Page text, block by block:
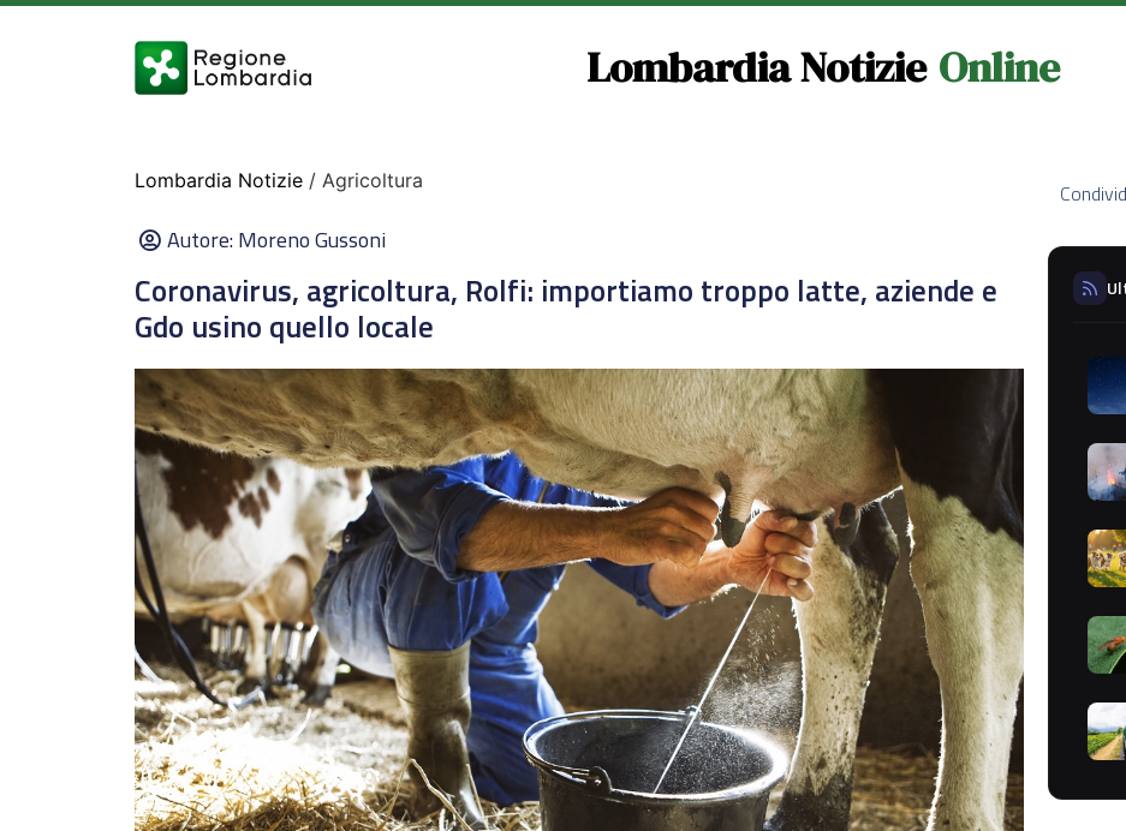
Lombardia Notizie Online
Lombardia Notizie / Agricoltura
Autore:Moreno Gussoni
Coronavirus, agricoltura, Rolfi: importiamo troppo latte, aziende e
Gdo usino quello locale